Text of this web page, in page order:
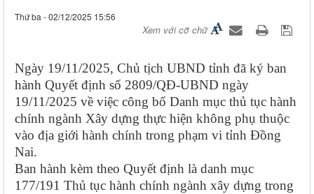
Thứ ba - 02/12/2025 15:56
Xem với cỡ chữ
Ngày 19/11/2025, Chủ tịch UBND tỉnh đã ký ban
hành Quyết định số 2809/QĐ-UBND ngày
19/11/2025 về việc công bố Danh mục thủ tục hành
chính ngành Xây dựng thực hiện không phụ thuộc
vào địa giới hành chính trong phạm vi tỉnh Đồng
Nai.
Ban hành kèm theo Quyết định là danh mục
177/191 Thủ tục hành chính ngành xây dựng trong